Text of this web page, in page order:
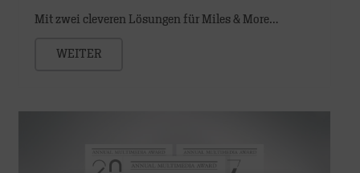
Mit zwei cleveren Lösungen für Miles & More…
WEITER